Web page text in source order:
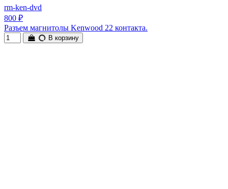
rm-ken-dvd
800 ₽
Разъем магнитолы Kenwood 22 контакта.
В корзину